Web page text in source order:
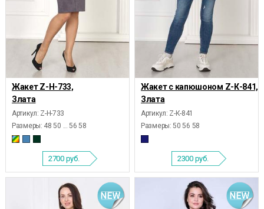
Жакет Z-Н-733,
Злата
Артикул: Z-Н-733
Размеры: 48 50 ... 56 58
2700 руб.
Жакет с капюшоном Z-К-841,
Злата
Артикул: Z-К-841
Размеры: 50 56 58
2300 руб.